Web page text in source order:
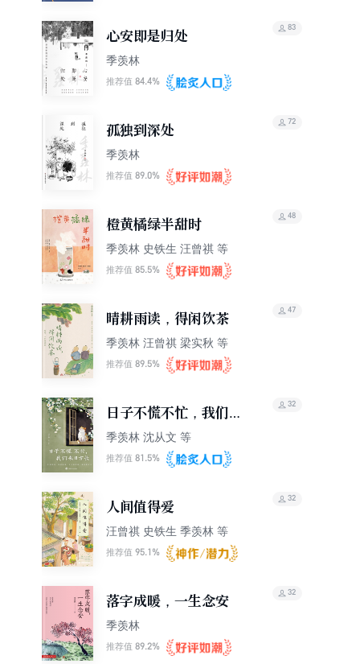
心安即是归处
季羡林
推荐值 84.4%
83
孤独到深处
季羡林
推荐值 89.0%
72
橙黄橘绿半甜时
季羡林 史铁生 汪曾祺 等
推荐值 85.5%
48
晴耕雨读，得闲饮茶
季羡林 汪曾祺 梁实秋 等
推荐值 89.5%
47
日子不慌不忙，我们来
日方长
季羡林 沈从文 等
推荐值 81.5%
32
人间值得爱
汪曾祺 史铁生 季羡林 等
推荐值 95.1%
32
落字成暖，一生念安
季羡林
推荐值 89.2%
32